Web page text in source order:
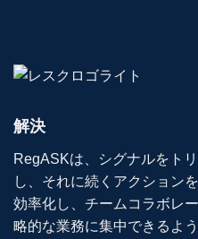
解決
RegASKは、シグナルをト
し、それに続くアクション
効率化し、チームコラボレ
略的な業務に集中できるよ